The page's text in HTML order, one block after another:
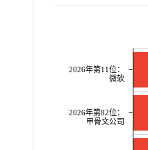
2026年第11位：
微软
2026年第82位：
甲骨文公司